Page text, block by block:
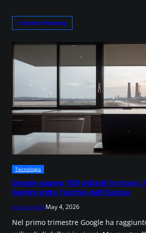
Continue Reading
Tecnologia
Google supera 109 miliardi in ricavi:
Gemini sotto l’occhio dell’Europa
ai.portale3dMay 4, 2026
Nel primo trimestre Google ha